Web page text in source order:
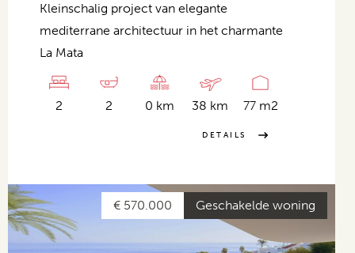
Kleinschalig project van elegante
mediterrane architectuur in het charmante
La Mata
2 2 0 km 38 km 77 m2
DETAILS
Geschakelde woning
€ 570.000